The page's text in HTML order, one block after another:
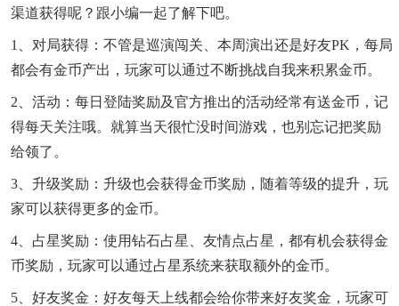
渠道获得呢？跟小编一起了解下吧。
1、对局获得：不管是巡演闯关、本周演出还是好友PK，每局
都会有金币产出，玩家可以通过不断挑战自我来积累金币。
2、活动：每日登陆奖励及官方推出的活动经常有送金币，记
得每天关注哦。就算当天很忙没时间游戏，也别忘记把奖励
给领了。
3、升级奖励：升级也会获得金币奖励，随着等级的提升，玩
家可以获得更多的金币。
4、占星奖励：使用钻石占星、友情点占星，都有机会获得金
币奖励，玩家可以通过占星系统来获取额外的金币。
5、好友奖金：好友每天上线都会给你带来好友奖金，玩家可